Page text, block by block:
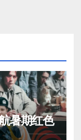
暑期红色